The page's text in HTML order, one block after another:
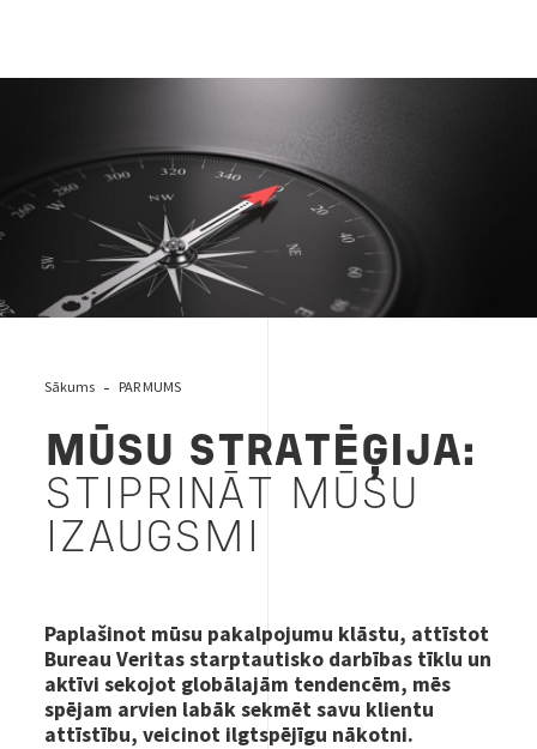
Sākums PAR MUMS
MŪSU STRATĒĢIJA:
STIPRINĀT MŪSU
IZAUGSMI
Paplašinot mūsu pakalpojumu klāstu, attīstot
Bureau Veritas starptautisko darbības tīklu un
aktīvi sekojot globālajām tendencēm, mēs
spējam arvien labāk sekmēt savu klientu
attīstību, veicinot ilgtspējīgu nākotni.